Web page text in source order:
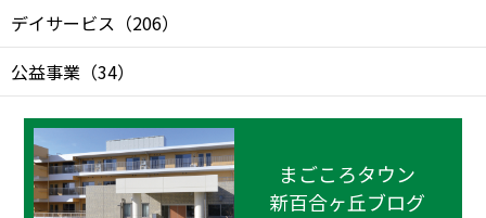
デイサービス （206）
公益事業 （34）
まごころタウン
新百合ヶ丘ブログ